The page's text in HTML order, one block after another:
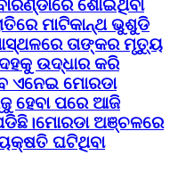
ଶୋଇଥିବା
ମାଟିକାନ୍ଥ ଭୁଶୁଡି
ତାଙ୍କର ମୃତ୍ୟୁ
ଉଦ୍ଧାର କରି
ଏନେଇ ମୋରଡା
ହେବା ପରେ ଆଜି
ଅଞ୍ଚଳରେ
ଘଟିଥିବା